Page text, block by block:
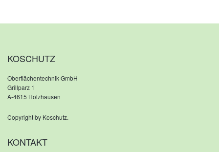
KOSCHUTZ
Oberflächentechnik GmbH
Grillparz 1
A-4615 Holzhausen
Copyright by Koschutz.
KONTAKT